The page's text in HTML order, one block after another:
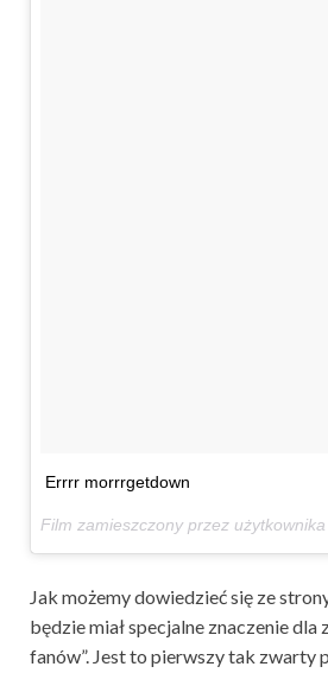
Errrr morrrgetdown
Jak możemy dowiedzieć się ze
będzie miał specjalne znaczenie dla
fanów”. Jest to pierwszy tak